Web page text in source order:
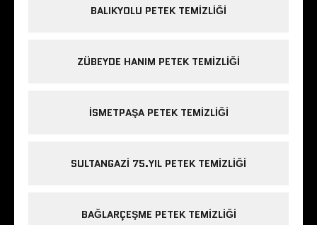
BALIKYOLU PETEK TEMIZLIĞI
ZÜBEYDE HANIM PETEK TEMIZLIĞI
ISMETPAŞA PETEK TEMIZLIĞI
SULTANGAZI 75.YIL PETEK TEMIZLIĞI
BAĞLARÇEŞME PETEK TEMIZLIĞI